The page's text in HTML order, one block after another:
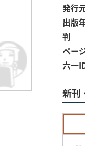
発行
出版
判
ペー
六一
新刊